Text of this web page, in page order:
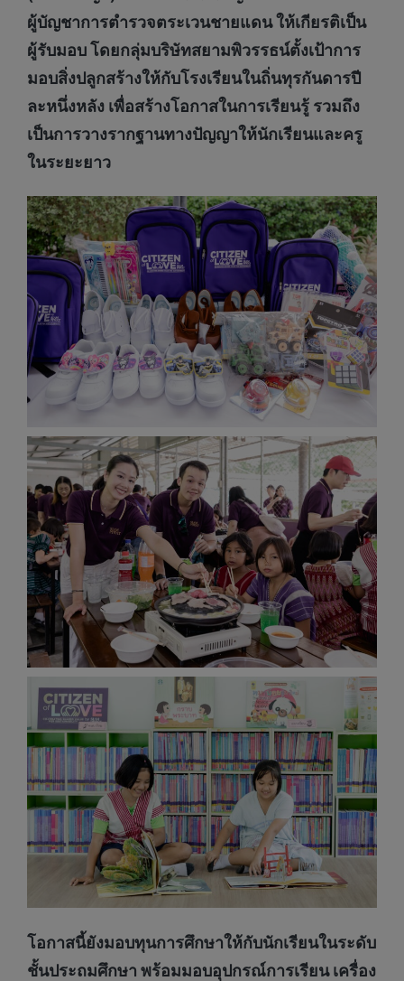
ผู้บัญชาการตำรวจตระเวนชายแดน ให้เกียรติเป็น
ผู้รับมอบ โดยกลุ่มบริษัทสยามพิวรรธน์ตั้งเป้าการ
มอบสิ่งปลูกสร้างให้กับโรงเรียนในถิ่นทุรกันดารปี
ละหนึ่งหลัง เพื่อสร้างโอกาสในการเรียนรู้ รวมถึง
เป็นการวางรากฐานทางปัญญาให้นักเรียนและครู
ในระยะยาว
โอกาสนี้ยังมอบทุนการศึกษาให้กับนักเรียนในระดับ
ชั้นประถมศึกษา พร้อมมอบอุปกรณ์การเรียน เครื่อง